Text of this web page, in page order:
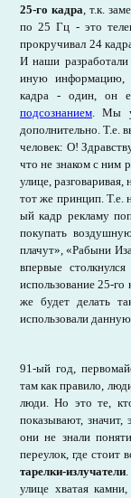
25-го кадра, т.к.
по 25 Гц - это
прокручивал 24
И наши разработали
иную информацию,
кадра - один, он
подсознанием. Мы
дополнительно. Т.е.
человек: О!
что не знаком с ним
улице, разговаривая,
тот же принцип. Т.е.
ый кадр рекламу
покупать
плачут», «Рабыни
впервые
использование 25-го
же будет делать
использовали
91-ый год,
там как правило,
люди. Но это те,
показывают,
они не знали
переулок, где
тарелки-излучатели
улице хватая